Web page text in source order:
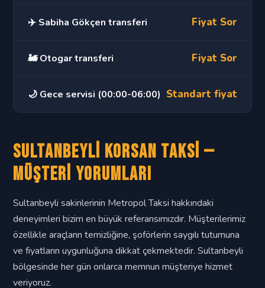
✈️ Sabiha Gökçen transferi Fiyat Sor
🚂 Otogar transferi Fiyat Sor
🌙 Gece servisi (00:00-06:00) Standart fiyat
Sultanbeyli Korsan Taksi —
Müşteri Yorumları
Sultanbeyli sakinlerinin Metropol Taksi hakkındaki
deneyimleri bizim en büyük referansımızdır. Müşterilerimiz
özellikle araçların temizliğine, şoförlerin saygılı tutumuna
ve fiyatların uygunluğuna dikkat çekmektedir. Sultanbeyli
bölgesinde her gün onlarca memnun müşteriye hizmet
veriyoruz.